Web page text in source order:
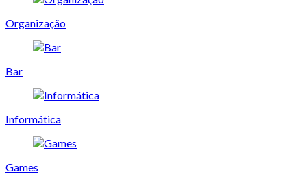
Organização
Bar
Informática
Games